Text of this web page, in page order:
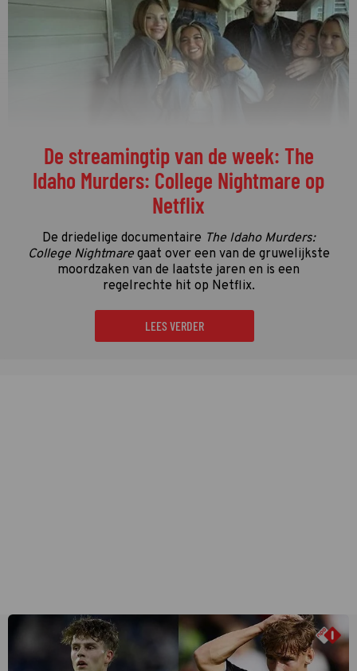
De streamingtip van de week: The
Idaho Murders: College Nightmare op
Netflix
De driedelige documentaire The Idaho Murders:
College Nightmaregaat over een van de gruwelijkste
moordzaken van de laatste jaren en is een
regelrechte hit op Netflix.
LEES VERDER